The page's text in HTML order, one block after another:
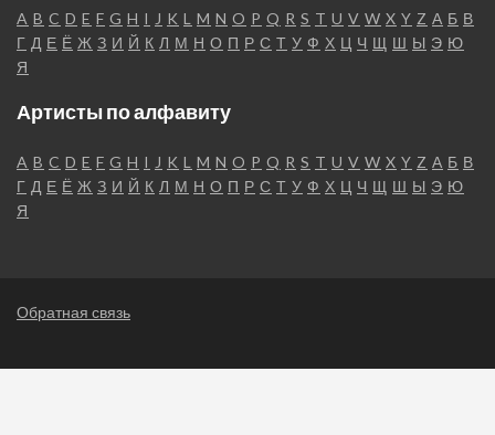
A B C D E F G H I J K L M N O P Q R S T U V W X Y Z А Б В
Г Д Е Ё Ж З И Й К Л М Н О П Р С Т У Ф Х Ц Ч Щ Ш Ы Э Ю
Я
Артисты по алфавиту
A B C D E F G H I J K L M N O P Q R S T U V W X Y Z А Б В
Г Д Е Ё Ж З И Й К Л М Н О П Р С Т У Ф Х Ц Ч Щ Ш Ы Э Ю
Я
Обратная связь